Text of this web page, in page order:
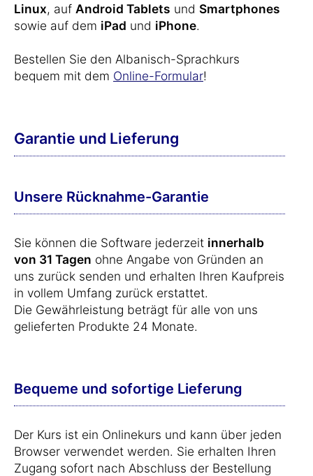
Linux, auf Android Tablets und Smartphones
sowie auf dem iPad und iPhone.
Bestellen Sie den Albanisch-Sprachkurs
bequem mit dem Online-Formular!
Garantie und Lieferung
Unsere Rücknahme-Garantie
Sie können die Software jederzeit innerhalb
von 31 Tagen ohne Angabe von Gründen an
uns zurück senden und erhalten Ihren Kaufpreis
in vollem Umfang zurück erstattet.
Die Gewährleistung beträgt für alle von uns
gelieferten Produkte 24 Monate.
Bequeme und sofortige Lieferung
Der Kurs ist ein Onlinekurs und kann über jeden
Browser verwendet werden. Sie erhalten Ihren
Zugang sofort nach Abschluss der Bestellung